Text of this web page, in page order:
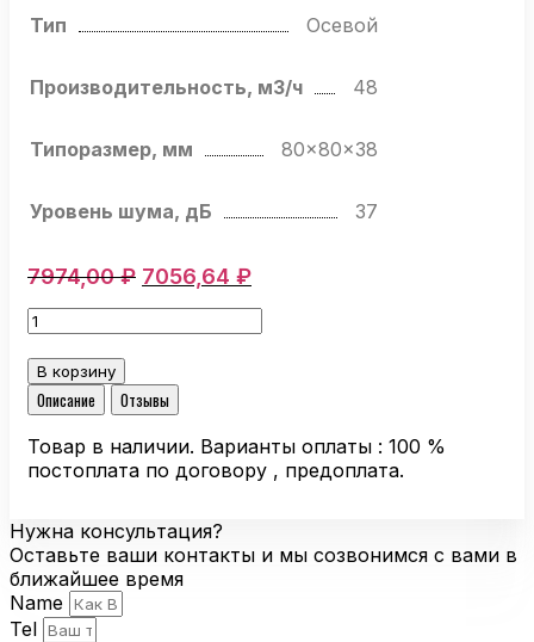
Тип Осевой
Производительность, м3/ч 48
Типоразмер, мм 80x80x38
Уровень шума, дБ 37
7974,00₽ Первоначальная
7056,64 ₽Текущая
Количество
товара
Компактный
вентилятор
Ebmpapst
8556
A
осевой
В корзину
Описание
Отзывы
Товар в наличии. Варианты оплаты : 100 %
постоплата по договору , предоплата.
Нужна консультация?
Оставьте ваши контакты и мы созвонимся с вами в
ближайшее время
Name
Tel